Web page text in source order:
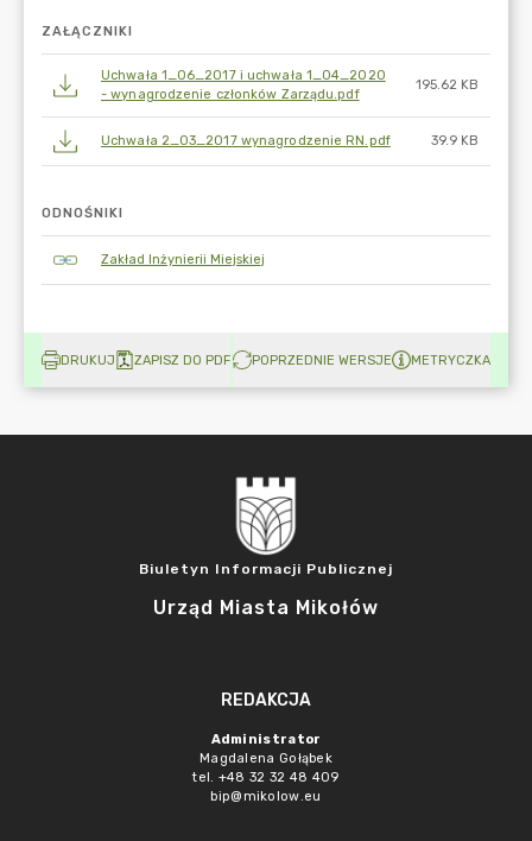
ZAŁĄCZNIKI
Uchwała 1_06_2017 i uchwała 1_04_2020
- wynagrodzenie członków Zarządu.pdf
195.62 KB
Uchwała 2_03_2017 wynagrodzenie RN.pdf 39.9 KB
ODNOŚNIKI
Zakład Inżynierii Miejskiej
DRUKUJ ZAPISZ DO PDF POPRZEDNIE WERSJE METRYCZKA
Biuletyn Informacji Publicznej
Urząd Miasta Mikołów
REDAKCJA
Administrator
Magdalena Gołąbek
tel. +48 32 32 48 409
bip@mikolow.eu